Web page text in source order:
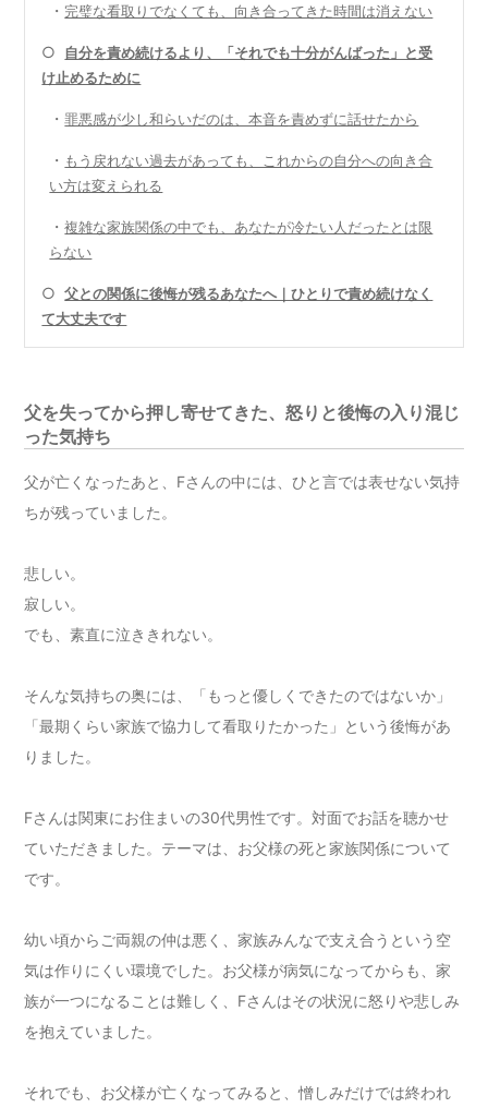
・ 完璧な看取りでなくても、向き合ってきた時間は消えない
○ 自分を責め続けるより、「それでも十分がんばった」と受
け止めるために
・罪悪感が少し和らいだのは、本音を責めずに話せたから
・ もう戻れない過去があっても、これからの自分への向き合
い方は変えられる
・複雑な家族関係の中でも、あなたが冷たい人だったとは限
らない
○父との関係に後悔が残るあなたへ｜ひとりで責め続けなく
て大丈夫です
父を失ってから押し寄せてきた、怒りと後悔の入り混じ
った気持ち
父が亡くなったあと、Fさんの中には、ひと言では表せない気持
ちが残っていました。
悲しい。
寂しい。
でも、素直に泣ききれない。
そんな気持ちの奥には、「もっと優しくできたのではないか」
「最期くらい家族で協力して看取りたかった」という後悔があ
りました。
Fさんは関東にお住まいの30代男性です。対面でお話を聴かせ
ていただきました。テーマは、お父様の死と家族関係について
です。
幼い頃からご両親の仲は悪く、家族みんなで支え合うという空
気は作りにくい環境でした。お父様が病気になってからも、家
族が一つになることは難しく、Fさんはその状況に怒りや悲しみ
を抱えていました。
それでも、お父様が亡くなってみると、憎しみだけでは終われ